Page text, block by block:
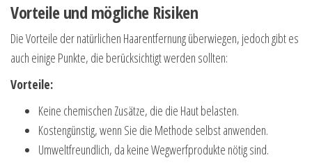
Vorteile und mögliche Risiken
Die Vorteile der natürlichen Haarentfernung überwiegen, jedoch gibt es
auch einige Punkte, die berücksichtigt werden sollten:
Vorteile:
Keine chemischen Zusätze, die die Haut belasten.
Kostengünstig, wenn Sie die Methode selbst anwenden.
Umweltfreundlich, da keine Wegwerfprodukte nötig sind.